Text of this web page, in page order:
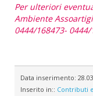
Per ulteriori
Ambiente
0444/168473-
Data inserimento:
Inserito in:: Contributi